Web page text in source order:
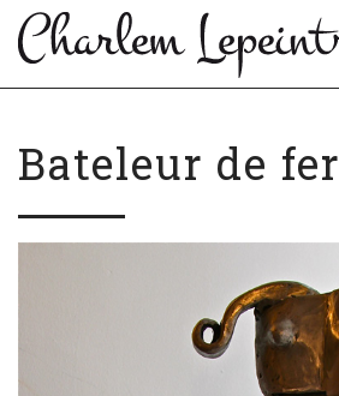
Bateleur de fer